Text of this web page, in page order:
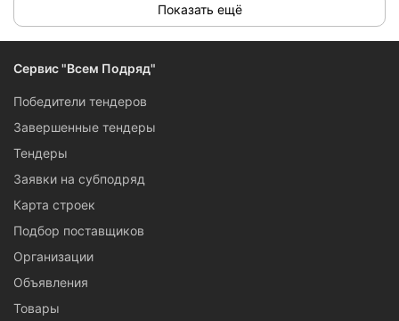
Показать ещё
Сервис "Всем Подряд"
Победители тендеров
Завершенные тендеры
Тендеры
Заявки на субподряд
Карта строек
Подбор поставщиков
Организации
Объявления
Товары